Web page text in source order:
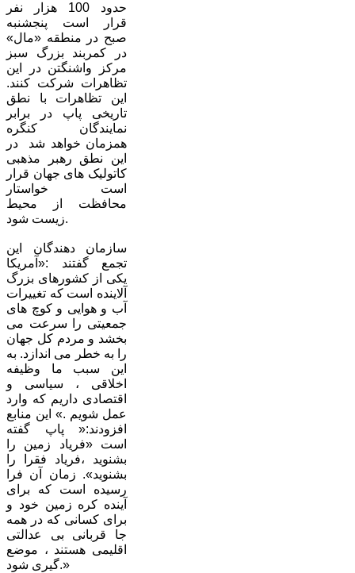
حدود 100 هزار نفر
قرار است پنجشنبه
صبح در منطقه «مال»
در کمربند بزرگ سبز
مرکز واشنگتن در این
تظاهرات شرکت کنند.
این تظاهرات با نطق
تاریخی پاپ در برابر
نمایندگان کنگره
همزمان خواهد شد در
این نطق رهبر مذهبی
کاتولیک های جهان قرار
است خواستار
محافظت از محیط
زیست شود.
سازمان دهندگان این
تجمع گفتند :«آمریکا
یکی از کشورهای بزرگ
آلاینده است که تغییرات
آب و هوایی و کوچ های
جمعیتی را سرعت می
بخشد و مردم کل جهان
را به خطر می اندازد. به
این سبب ما وظیفه
اخلاقی ، سیاسی و
اقتصادی داریم که وارد
عمل شویم .» این منابع
افزودند:« پاپ گفته
است «فریاد زمین را
بشنوید ،‌فریاد فقرا را
بشنوید». زمان آن فرا
رسیده است که برای
آینده کره زمین خود و
برای کسانی که در همه
جا قربانی بی عدالتی
اقلیمی هستند ،‌ موضع
گیری شود.»